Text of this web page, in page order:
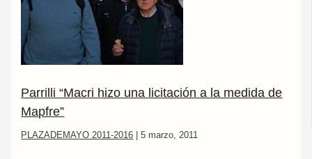
Parrilli “Macri hizo una licitación a la medida de
Mapfre”
PLAZADEMAYO 2011-2016 |5 marzo, 2011